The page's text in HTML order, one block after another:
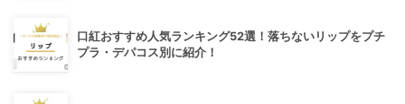
口紅おすすめ人気ランキング52選！落ちないリップをプチ
プラ・デパコス別に紹介！